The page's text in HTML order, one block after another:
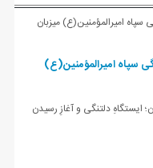
سپاه امیرالمؤمنین(ع)